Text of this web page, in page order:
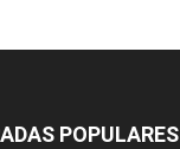
POPULARES